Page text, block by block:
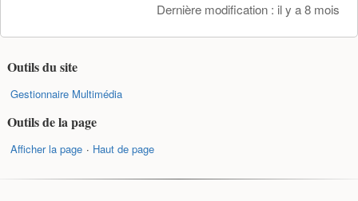
Dernière modification : il y a 8 mois
Outils du site
Gestionnaire Multimédia
Outils de la page
Afficher la page Haut de page